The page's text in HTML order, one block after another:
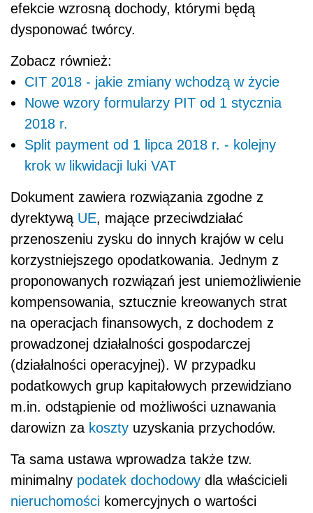
efekcie wzrosną dochody, którymi będą
dysponować twórcy.
Zobacz również:
CIT 2018 - jakie zmiany wchodzą w życie
Nowe wzory formularzy PIT od 1 stycznia
2018 r.
Split payment od 1 lipca 2018 r. - kolejny
krok w likwidacji luki VAT
Dokument zawiera rozwiązania zgodne z
dyrektywą UE, mające przeciwdziałać
przenoszeniu zysku do innych krajów w celu
korzystniejszego opodatkowania. Jednym z
proponowanych rozwiązań jest uniemożliwienie
kompensowania, sztucznie kreowanych strat
na operacjach finansowych, z dochodem z
prowadzonej działalności gospodarczej
(działalności operacyjnej). W przypadku
podatkowych grup kapitałowych przewidziano
m.in. odstąpienie od możliwości uznawania
darowizn za koszty uzyskania przychodów.
Ta sama ustawa wprowadza także tzw.
minimalny podatek dochodowy dla właścicieli
nieruchomości komercyjnych o wartości